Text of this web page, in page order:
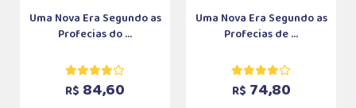
Uma Nova Era Segundo as
Profecias do ...
R$ 84,60
Uma Nova Era Segundo as
Profecias de ...
R$ 74,80